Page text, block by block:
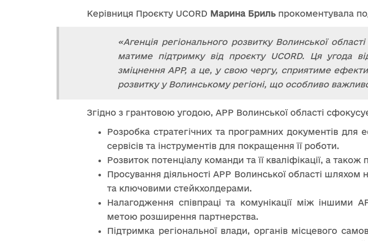
Керівниця Проєкту UCORD Марина Бриль прокоментувала
«Агенція регіонального розвитку Волинської
матиме підтримку від проєкту UCORD. Ця угода
зміцнення АРР, а це, у свою чергу, сприятиме
розвитку у Волинському регіоні, що особливо
Згідно з грантовою угодою, АРР Волинської області
Розробка стратегічних та програмних документів
сервісів та інструментів для покращення її роботи.
Розвиток потенціалу команди та її кваліфікації, а також
Просування діяльності АРР Волинської області шляхом
та ключовими стейкхолдерами.
Налагодження співпраці та комунікації між іншими
метою розширення партнерства.
Підтримка регіональної влади, органів місцевого